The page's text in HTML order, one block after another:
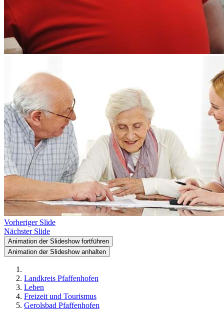
Vorheriger Slide
Nächster Slide
Animation der Slideshow fortführen
Animation der Slideshow anhalten
Landkreis Pfaffenhofen
Leben
Freizeit und Tourismus
Gerolsbad Pfaffenhofen